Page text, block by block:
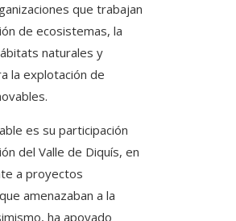
que trabajan
de ecosistemas, la
naturales y
la explotación de
es su participación
del Valle de Diquís, en
a proyectos
amenazaban a la
ha apoyado